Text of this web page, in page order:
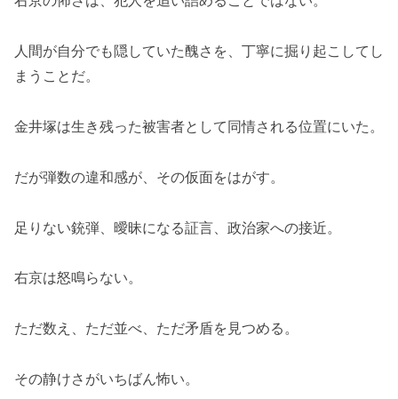
人間が自分でも隠していた醜さを、丁寧に掘り起こしてし
まうことだ。
金井塚は生き残った被害者として同情される位置にいた。
だが弾数の違和感が、その仮面をはがす。
足りない銃弾、曖昧になる証言、政治家への接近。
右京は怒鳴らない。
ただ数え、ただ並べ、ただ矛盾を見つめる。
その静けさがいちばん怖い。